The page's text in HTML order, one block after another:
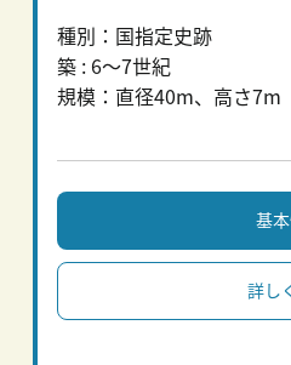
種別：国指定史跡
築 : 6～7世紀
規模：直径40m、高さ7m
基
詳し